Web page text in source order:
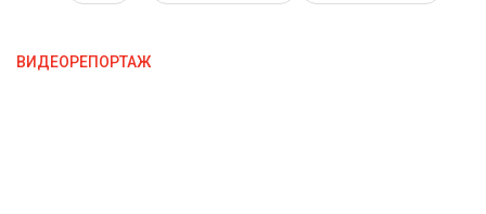
страница
страница
ВИДЕОРЕПОРТАЖ